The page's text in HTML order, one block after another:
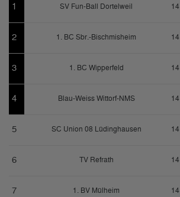
1 SV Fun-Ball Dortelweil 14
2 1. BC Sbr.-Bischmisheim 14
3 1. BC Wipperfeld 14
4 Blau-Weiss Wittorf-NMS 14
5 SC Union 08 Lüdinghausen 14
6 TV Refrath 14
7 1. BV Mülheim 14